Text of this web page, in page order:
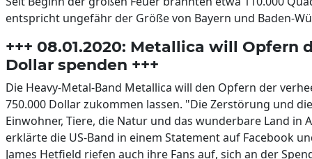
entspricht ungefähr der Größe von Bayern und Baden-
+++ 08.01.2020: Metallica will Opfern
Dollar spenden +++
Die Heavy-Metal-Band Metallica will den Opfern der
750.000 Dollar zukommen lassen. "Die Zerstörung und
Einwohner, Tiere, die Natur und das wunderbare Land in
erklärte die US-Band in einem Statement auf Facebook
James Hetfield riefen auch ihre Fans auf, sich an der